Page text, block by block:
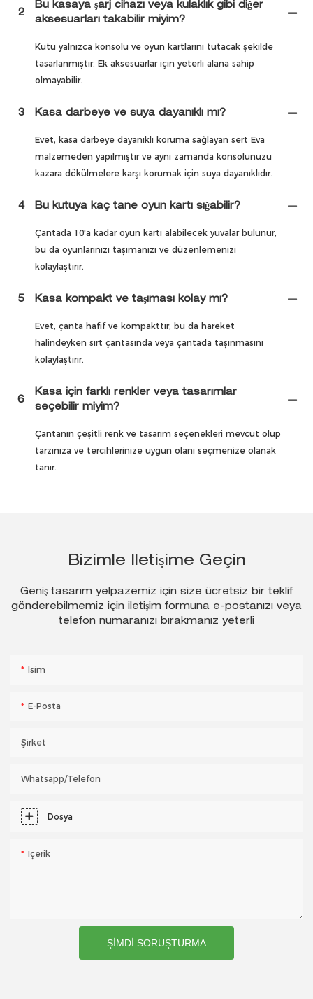
2
Bu kasaya şarj cihazı veya kulaklık gibi diğer
aksesuarları takabilir miyim?
Kutu yalnızca konsolu ve oyun kartlarını tutacak şekilde
tasarlanmıştır. Ek aksesuarlar için yeterli alana sahip
olmayabilir.
3 Kasa darbeye ve suya dayanıklı mı?
Evet, kasa darbeye dayanıklı koruma sağlayan sert Eva
malzemeden yapılmıştır ve aynı zamanda konsolunuzu
kazara dökülmelere karşı korumak için suya dayanıklıdır.
4 Bu kutuya kaç tane oyun kartı sığabilir?
Çantada 10'a kadar oyun kartı alabilecek yuvalar bulunur,
bu da oyunlarınızı taşımanızı ve düzenlemenizi
kolaylaştırır.
5 Kasa kompakt ve taşıması kolay mı?
Evet, çanta hafif ve kompakttır, bu da hareket
halindeyken sırt çantasında veya çantada taşınmasını
kolaylaştırır.
6
Kasa için farklı renkler veya tasarımlar
seçebilir miyim?
Çantanın çeşitli renk ve tasarım seçenekleri mevcut olup
tarzınıza ve tercihlerinize uygun olanı seçmenize olanak
tanır.
Bizimle Iletişime Geçin
Geniş tasarım yelpazemiz için size ücretsiz bir teklif
gönderebilmemiz için iletişim formuna e-postanızı veya
telefon numaranızı bırakmanız yeterli
Isim
E-Posta
Şirket
Whatsapp/telefon
Dosya
Içerik
ŞIMDI SORUŞTURMA